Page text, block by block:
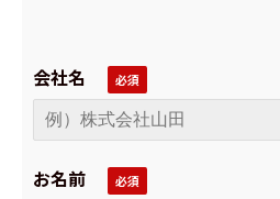
会社名
お名前